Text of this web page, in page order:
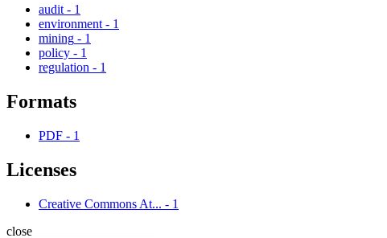
audit - 1
environment - 1
mining - 1
policy - 1
regulation - 1
Formats
PDF - 1
Licenses
Creative Commons At... - 1
close